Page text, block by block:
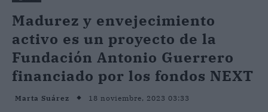
Madurez y envejecimiento
activo es un proyecto de la
Fundación Antonio Guerrero
financiado por los fondos NEXT
Marta Suárez 18 noviembre, 2023 03:33